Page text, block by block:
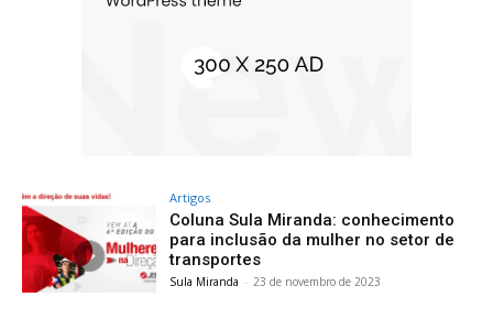
Artigos
Coluna Sula Miranda: conhecimento
para inclusão da mulher no setor de
transportes
Sula Miranda - 23 de novembro de 2023